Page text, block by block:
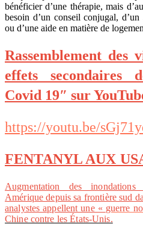
bénéficier d’une thérapie, mais
besoin d’un conseil conjugal,
ou d’une aide en matière de
Rassemblement des
effets secondaires
Covid 19″ sur
https://youtu.be/
FENTANYL AUX
Augmentation des
Amérique depuis sa frontière sud
analystes appellent une « guerre
Chine contre les États-Unis.